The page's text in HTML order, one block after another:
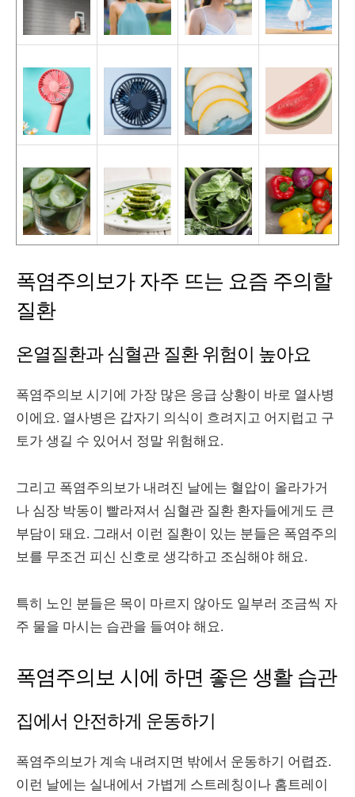
폭염주의보가 자주 뜨는 요즘 주의할
질환
온열질환과 심혈관 질환 위험이 높아요
폭염주의보 시기에 가장 많은 응급 상황이 바로 열사병
이에요. 열사병은 갑자기 의식이 흐려지고 어지럽고 구
토가 생길 수 있어서 정말 위험해요.
그리고 폭염주의보가 내려진 날에는 혈압이 올라가거
나 심장 박동이 빨라져서 심혈관 질환 환자들에게도 큰
부담이 돼요. 그래서 이런 질환이 있는 분들은 폭염주의
보를 무조건 피신 신호로 생각하고 조심해야 해요.
특히 노인 분들은 목이 마르지 않아도 일부러 조금씩 자
주 물을 마시는 습관을 들여야 해요.
폭염주의보 시에 하면 좋은 생활 습관
집에서 안전하게 운동하기
폭염주의보가 계속 내려지면 밖에서 운동하기 어렵죠.
이런 날에는 실내에서 가볍게 스트레칭이나 홈트레이